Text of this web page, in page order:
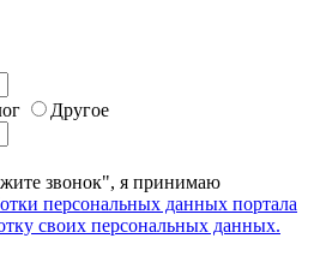
Другое
звонок", я принимаю
персональных данных портала
своих персональных данных.